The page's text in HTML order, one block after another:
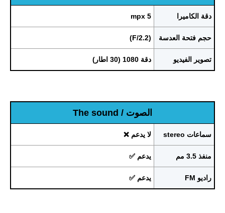
دقة الكاميرا 5 mpx
حجم فتحة العدسة (F/2.2)
تصوير الفيديو دقة 1080 (30 اطار)
الصوت / The sound
سماعات stereo لا يدعم ❌
منفذ 3.5 مم يدعم ✅
راديو FM يدعم ✅